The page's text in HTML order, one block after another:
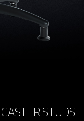
STUDS